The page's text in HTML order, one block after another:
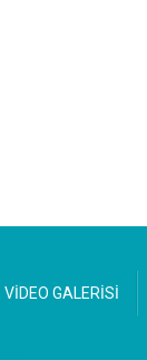
VİDEO GALERİSİ